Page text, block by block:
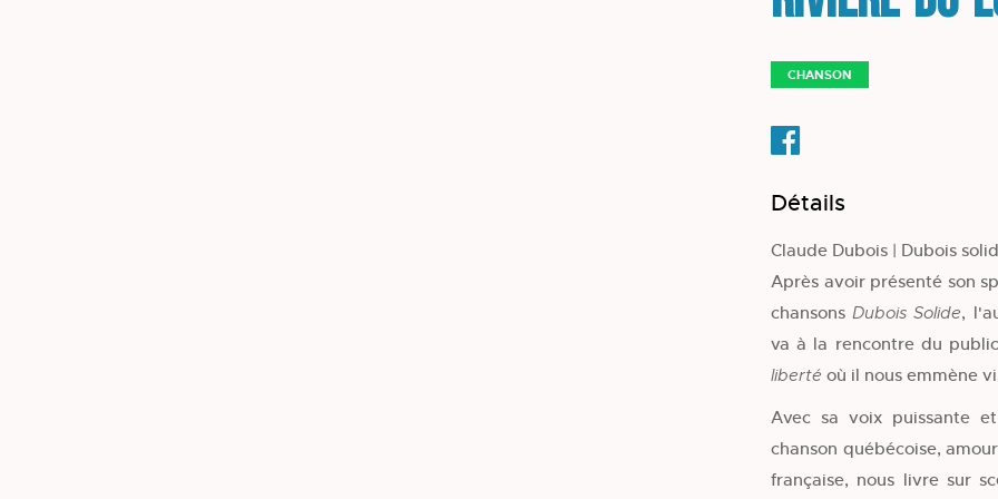
CHANSON
Détails
Claude Dubois | Dubois
Après avoir présenté son
chansonsDubois Solide,
va à la rencontre du
liberté où il nous emmène
Avec sa voix puissante
chanson québécoise,
française, nous livre sur